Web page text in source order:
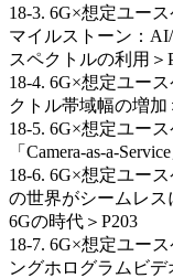
18-3. 6G×想定ユー
マイルストーン：
スペクトルの利用＞
18-4. 6G×想定ユー
クトル帯域幅の増加
18-5. 6G×想定ユー
「Camera-as-a-
18-6. 6G×想定ユー
の世界がシームレ
6Gの時代＞P203
18-7. 6G×想定ユー
ングホログラムビ